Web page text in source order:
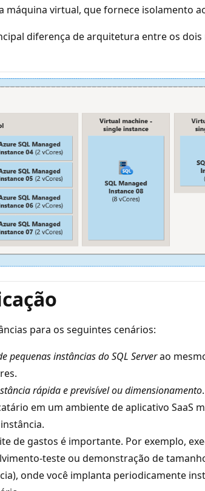
máquina virtual, que fornece isolamento
diferença de arquitetura entre os dois
para os seguintes cenários:
pequenas instâncias do SQL Serverao
rápida e previsível ou dimensionamento
em um ambiente de aplicativo SaaS
de gastos é importante. Por exemplo,
teste ou demonstração de
onde você implanta periodicamente